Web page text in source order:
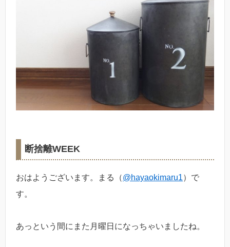
断捨離WEEK
おはようございます。まる（@hayaokimaru1）で
す。
あっという間にまた月曜日になっちゃいましたね。